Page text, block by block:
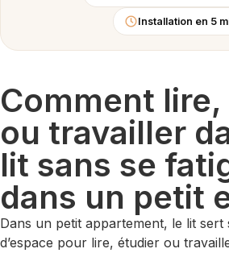
Installation en 5
Comment
ou travailler
lit sans se
dans un petit
Dans un petit appartement, le lit sert
d’espace pour lire, étudier ou